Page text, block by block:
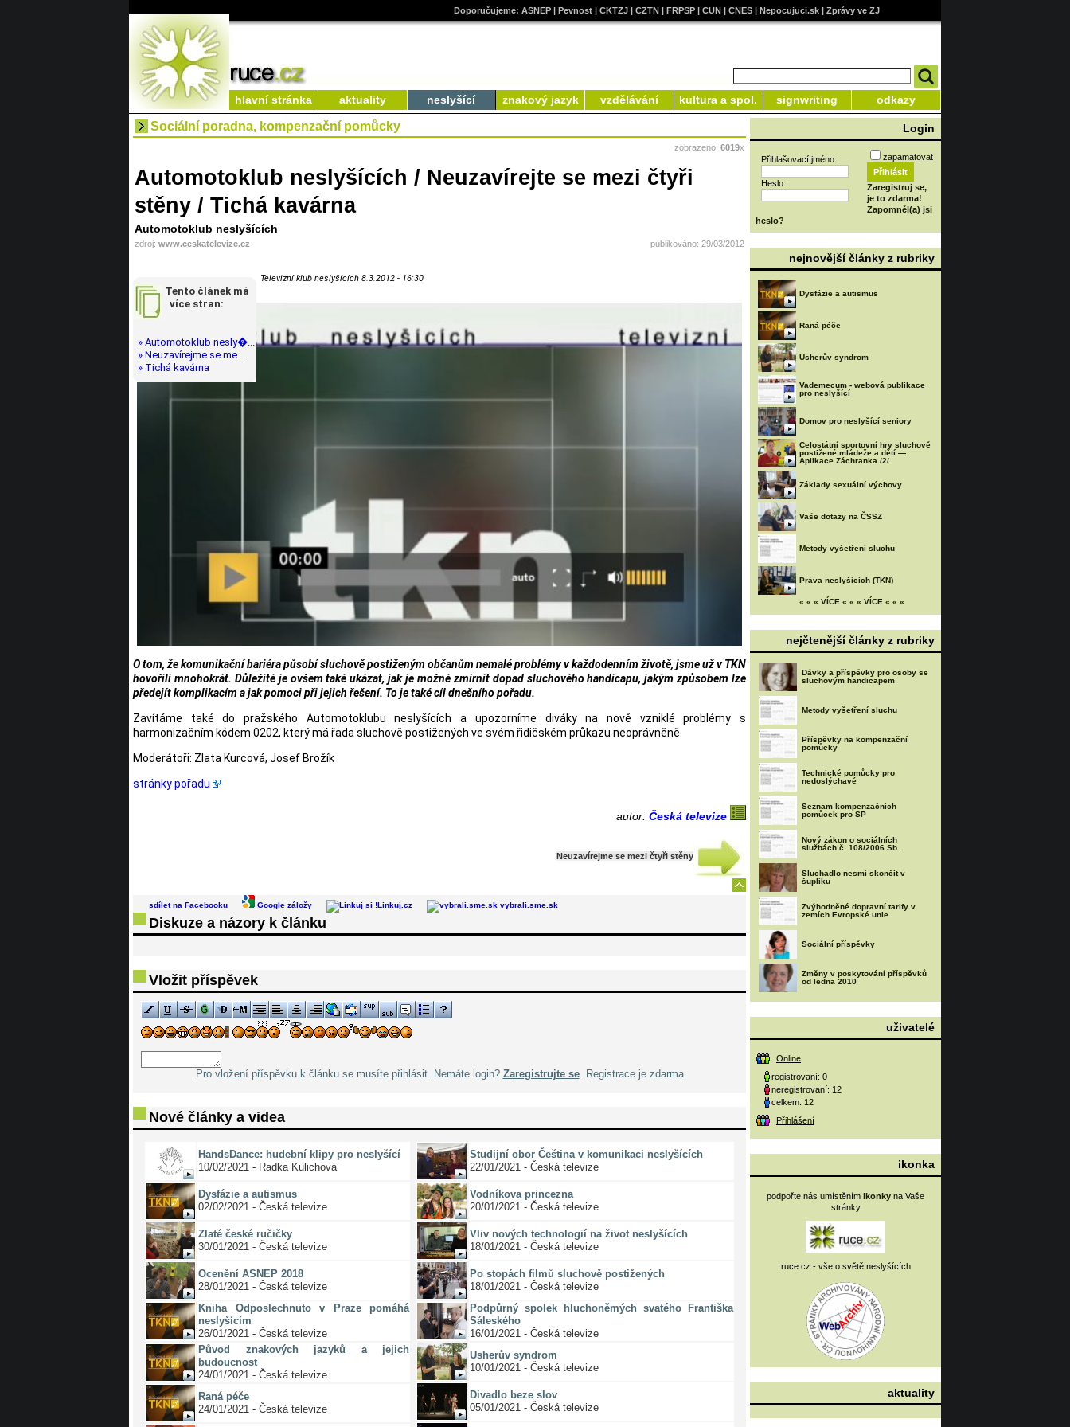
Doporučujeme: ASNEP| Pevnost| CKTZJ| CZTN| FRPSP| CUN| CNES| Nepocujuci.sk| Zprávy ve ZJ
hlavní stránka aktuality neslyšící znakový jazyk vzdělávání kultura a spol. signwriting odkazy
Sociální poradna, kompenzační pomůcky
zobrazeno: 6019x
Automotoklub neslyšících / Neuzavírejte se mezi čtyři
stěny / Tichá kavárna
Automotoklub neslyšících
zdroj: www.ceskatelevize.cz publikováno: 29/03/2012
Tento článek má
více stran:
» Automotoklub nesly�...
» Neuzavírejme se me...
» Tichá kavárna
Televizní klub neslyšících 8.3.2012 - 16:30
O tom, že komunikační bariéra působí sluchově postiženým občanům nemalé problémy v každodenním životě, jsme už v TKN
hovořili mnohokrát. Důležité je ovšem také ukázat, jak je možné zmírnit dopad sluchového handicapu, jakým způsobem lze
předejít komplikacím a jak pomoci při jejich řešení. To je také cíl dnešního pořadu.
Zavítáme také do pražského Automotoklubu neslyšících a upozorníme diváky na nově vzniklé problémy s
harmonizačním kódem 0202, který má řada sluchově postižených ve svém řidičském průkazu neoprávněně.
Moderátoři: Zlata Kurcová, Josef Brožík
stránky pořadu
autor: Česká televize
Neuzavírejme se mezi čtyři stěny
sdílet na Facebooku Google záložy Linkuj.cz vybrali.sme.sk
Diskuze a názory k článku
Vložit příspěvek
Pro vložení příspěvku k článku se musíte přihlásit. Nemáte login? Zaregistrujte se. Registrace je zdarma
Nové články a videa
HandsDance: hudební klipy pro neslyšící
10/02/2021 - Radka Kulichová
Dysfázie a autismus
02/02/2021 - Česká televize
Zlaté české ručičky
30/01/2021 - Česká televize
Ocenění ASNEP 2018
28/01/2021 - Česká televize
Kniha Odposlechnuto v Praze pomáhá
neslyšícím
26/01/2021 - Česká televize
Původ znakových jazyků a jejich
budoucnost
24/01/2021 - Česká televize
Raná péče
24/01/2021 - Česká televize
Studijní obor Čeština v komunikaci neslyšících
22/01/2021 - Česká televize
Vodníkova princezna
20/01/2021 - Česká televize
Vliv nových technologií na život neslyšících
18/01/2021 - Česká televize
Po stopách filmů sluchově postižených
18/01/2021 - Česká televize
Podpůrný spolek hluchoněmých svatého Františka
Sáleského
16/01/2021 - Česká televize
Usherův syndrom
10/01/2021 - Česká televize
Divadlo beze slov
05/01/2021 - Česká televize
Login
Přihlašovací jméno:
Heslo:
zapamatovat
Zaregistruj se,
je to zdarma!
Zapomněl(a) jsi
heslo?
nejnovější články z rubriky
Dysfázie a autismus
Raná péče
Usherův syndrom
Vademecum - webová publikace
pro neslyšící
Domov pro neslyšící seniory
Celostátní sportovní hry sluchově
postižené mládeže a dětí —
Aplikace Záchranka /2/
Základy sexuální výchovy
Vaše dotazy na ČSSZ
Metody vyšetření sluchu
Práva neslyšících (TKN)
« « « VÍCE « « « VÍCE « « «
nejčtenější články z rubriky
Dávky a příspěvky pro osoby se
sluchovým handicapem
Metody vyšetření sluchu
Příspěvky na kompenzační
pomůcky
Technické pomůcky pro
nedoslýchavé
Seznam kompenzačních
pomůcek pro SP
Nový zákon o sociálních
službách č. 108/2006 Sb.
Sluchadlo nesmí skončit v
šuplíku
Zvýhodněné dopravní tarify v
zemích Evropské unie
Sociální příspěvky
Změny v poskytování příspěvků
od ledna 2010
uživatelé
Online
registrovaní: 0
neregistrovaní: 12
celkem: 12
Přihlášení
ikonka
podpořte nás umístěním ikonky na Vaše
stránky
ruce.cz - vše o světě neslyšících
aktuality